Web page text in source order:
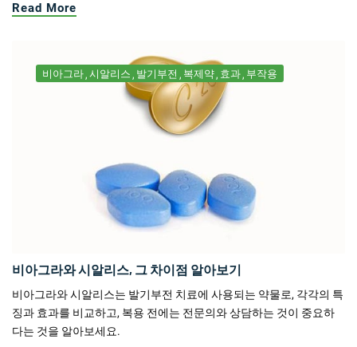
Read More
비아그라 시알리스 발기부전 복제약 효과 부작용
비아그라와 시알리스, 그 차이점 알아보기
비아그라와 시알리스는 발기부전 치료에 사용되는 약물로, 각각의 특
징과 효과를 비교하고, 복용 전에는 전문의와 상담하는 것이 중요하
다는 것을 알아보세요.